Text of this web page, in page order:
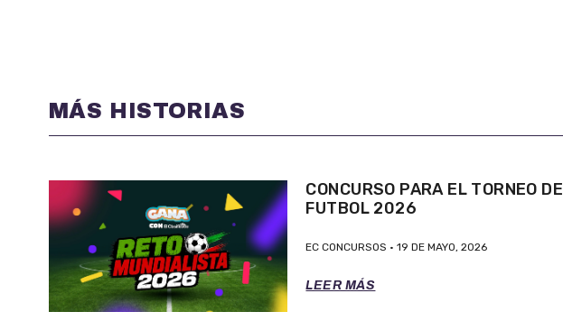
MÁS HISTORIAS
CONCURSO PARA EL TORNEO DE
FUTBOL 2026
EC CONCURSOS 19 DE MAYO, 2026
LEER MÁS